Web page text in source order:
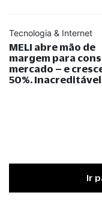
Tecnologia & Internet
MELI abre mão de
margem para
mercado – e
50%. Inacreditável
Ir